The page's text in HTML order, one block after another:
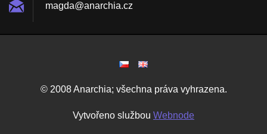
magda@anarchia.cz
© 2008 Anarchia; všechna práva vyhrazena.
Vytvořeno službou Webnode